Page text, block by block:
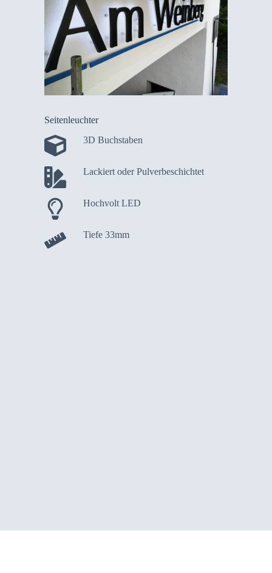
Seitenleuchter
3D Buchstaben
Lackiert oder Pulverbeschichtet
Hochvolt LED
Tiefe 33mm